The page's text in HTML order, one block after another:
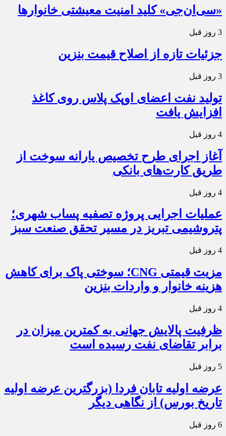
«سی‌ان‌جی» کلید امنیت معیشتی خانوارها
3 روز قبل
جزئیات تازه از اصلاح قیمت بنزین
3 روز قبل
تولید نفت اعضای اوپک پلاس روی کاغذ
افزایش یافت
4 روز قبل
آغاز اجرای طرح تخصیص یارانه سوخت از
طریق کارت‌های بانکی
4 روز قبل
عملیات اجرایی پروژه تصفیه پساب شهری؛
پتروشیمی تبریز در مسیر تحقق صنعت سبز
4 روز قبل
مزیت قیمتی CNG؛ سوختی پاک برای کاهش
هزینه خانوار و واردات بنزین
4 روز قبل
ظرفیت پالایش جهانی به کمترین میزان در
برابر تقاضای نفت رسیده است
5 روز قبل
عرضه اولیه تابان فردا (بزرگترین عرضه اولیه
تاریخ بورس) از نگاهی دیگر
6 روز قبل